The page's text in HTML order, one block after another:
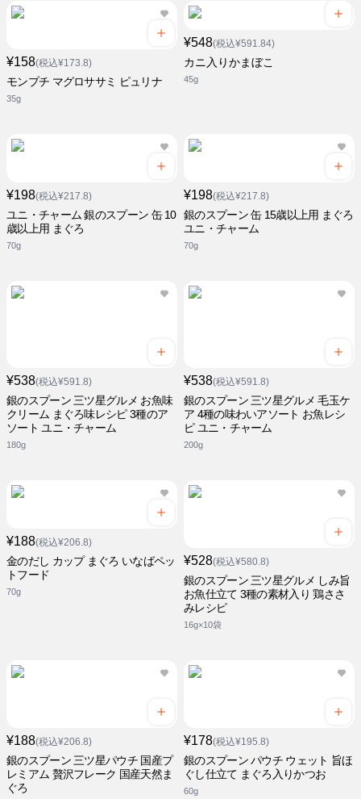
¥158(税込¥173.8)
モンプチ マグロササミ ピュリナ
35g
¥548(税込¥591.84)
カニ入りかまぼこ
45g
¥198(税込¥217.8)
ユニ・チャーム 銀のスプーン 缶 10
歳以上用 まぐろ
70g
¥198(税込¥217.8)
銀のスプーン 缶 15歳以上用 まぐろ
ユニ・チャーム
70g
¥538(税込¥591.8)
銀のスプーン 三ツ星グルメ お魚味
クリーム まぐろ味レシピ 3種のア
ソート ユニ・チャーム
180g
¥538(税込¥591.8)
銀のスプーン 三ツ星グルメ 毛玉ケ
ア 4種の味わいアソート お魚レシ
ピ ユニ・チャーム
200g
¥188(税込¥206.8)
金のだし カップ まぐろ いなばペッ
トフード
70g
¥528(税込¥580.8)
銀のスプーン 三ツ星グルメ しみ旨
お魚仕立て 3種の素材入り 鶏ささ
みレシピ
16g×10袋
¥188(税込¥206.8)
銀のスプーン 三ツ星パウチ 国産プ
レミアム 贅沢フレーク 国産天然ま
ぐろ
¥178(税込¥195.8)
銀のスプーン パウチ ウェット 旨ほ
ぐし仕立て まぐろ入りかつお
60g